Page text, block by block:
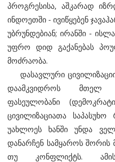
პროგრესისა, აშკარად
ინდოეთში - ივიწყებენ
უბრუნდებიან; ირანში -
უფრო დიდ გაქანებას
მოძრაობა.
დასავლური
დაამკვიდროს მთელ
ფასეულობანი
ცივილიზაციათა საპასუხო
უახლოეს ხანში უნდა
დანარჩენ სამყაროს შორის
თუ კონფლიქტს.